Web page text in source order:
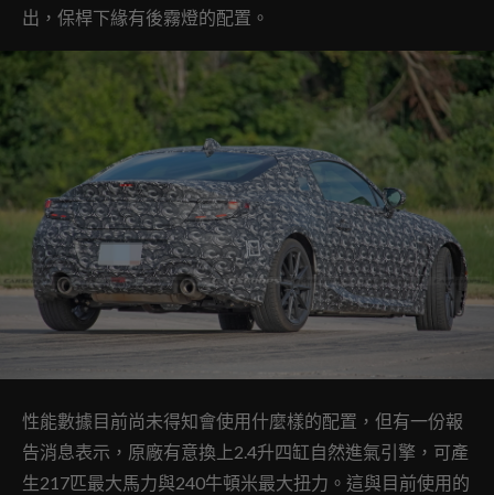
出，保桿下緣有後霧燈的配置。
性能數據目前尚未得知會使用什麼樣的配置，但有一份報
告消息表示，原廠有意換上2.4升四缸自然進氣引擎，可產
生217匹最大馬力與240牛頓米最大扭力。這與目前使用的